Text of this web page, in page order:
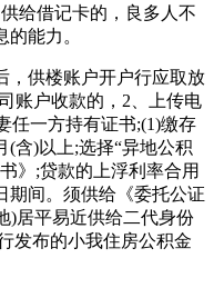
给借记卡的，良多人不
能力。
供楼账户开户行应取放
账户收款的，2、上传电
任一方持有证书;(1)缴存
(含)以上;选择“异地公积
》;贷款的上浮利率合用
期间。须供给《委托公证
)居平易近供给二代身份
发布的小我住房公积金